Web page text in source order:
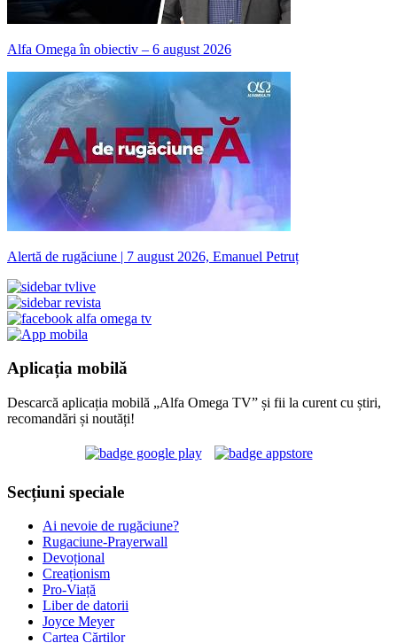
Alfa Omega în obiectiv – 6 august 2026
Alertă de rugăciune | 7 august 2026, Emanuel Petruț
Aplicația mobilă
Descarcă aplicația mobilă „Alfa Omega TV” și fii la curent cu știri,
recomandări și noutăți!
Secțiuni speciale
Ai nevoie de rugăciune?
Rugaciune-Prayerwall
Devoțional
Creaționism
Pro-Viață
Liber de datorii
Joyce Meyer
Cartea Cărților